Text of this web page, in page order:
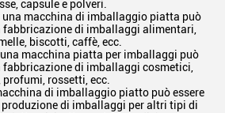
capsule e polveri.
macchina di imballaggio piatta può
fabbricazione di imballaggi alimentari,
biscotti, caffè, ecc.
macchina piatta per imballaggi può
fabbricazione di imballaggi cosmetici,
rossetti, ecc.
di imballaggio piatto può essere
di imballaggi per altri tipi di